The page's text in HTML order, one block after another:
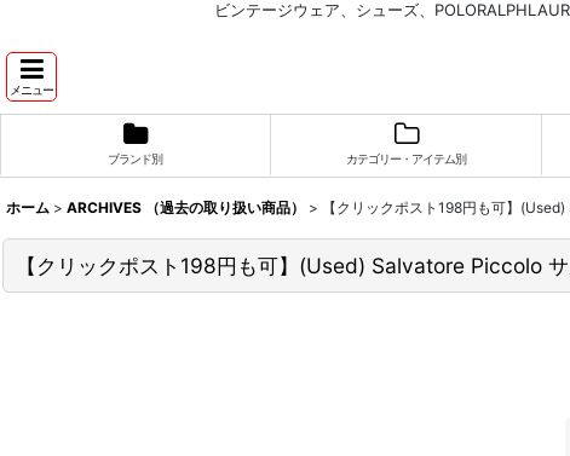
ビンテージウェア、シューズ、
メニュー
ブランド別 カテゴリー・アイテム別
ホーム > ARCHIVES （過去の取り扱い商品） > 【クリックポスト198円も可】
【クリックポスト198円も可】(Used) Salvatore Piccolo